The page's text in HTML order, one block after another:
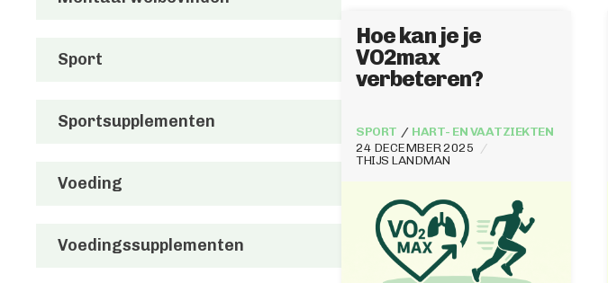
Sport
Sportsupplementen
Voeding
Voedingssupplementen
Hoe kan je je
VO2max
verbeteren?
24 DECEMBER 2025
THIJS LANDMAN
SPORT HART- EN VAATZIEKTEN